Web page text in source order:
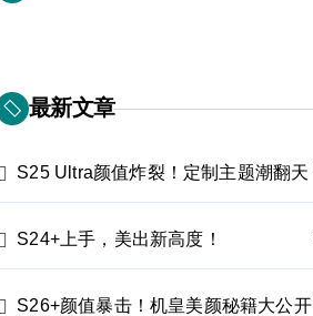
最新文章
S25 Ultra颜值炸裂！定制主题潮翻天
S24+上手，美出新高度！
S26+颜值暴击！机皇美颜秘籍大公开